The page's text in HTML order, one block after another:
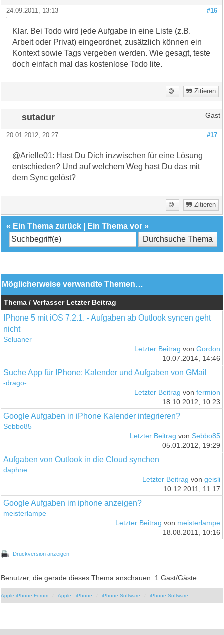
#16
24.09.2011, 13:13
Klar. Bei Todo wird jede Aufgabe in eine Liste (z.B.
Arbeit oder Privat) eingeordnet, zusätzlich können ein
Kontext sowie Tags vergeben werden. Wie gesagt, teste
doch einfach mal das kostenlose Todo lite.
Zitieren
sutadur Gast
#17
20.01.2012, 20:27
@Arielle01: Hast Du Dich inzwischen für eine Lösung
entschieden? Und auf welchem Weg hast Du das mit
dem Sync gelöst?
Zitieren
« Ein Thema zurück Ein Thema vor »
Möglicherweise verwandte Themen…
Thema / Verfasser Letzter Beitrag
IPhone 5 mit iOS 7.2.1. - Aufgaben ab Outlook syncen geht
nicht
Seluaner
Letzter Beitrag von Gordon
10.07.2014, 14:46
Suche App für IPhone: Kalender und Aufgaben von GMail
-drago-
Letzter Beitrag von fermion
18.10.2012, 10:23
Google Aufgaben in iPhone Kalender integrieren?
Sebbo85
Letzter Beitrag von Sebbo85
05.01.2012, 19:29
Aufgaben von Outlook in die Cloud synchen
daphne
Letzter Beitrag von geisli
10.12.2011, 11:17
Google Aufgaben im iphone anzeigen?
meisterlampe
Letzter Beitrag von meisterlampe
18.08.2011, 10:16
Druckversion anzeigen
Benutzer, die gerade dieses Thema anschauen: 1 Gast/Gäste
Apple iPhone Forum Apple - iPhone iPhone Software iPhone Software